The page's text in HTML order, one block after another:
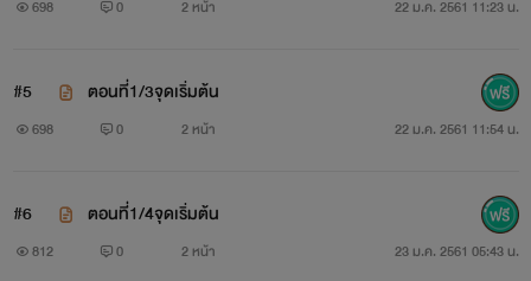
698 0 2 หน้า 22 ม.ค. 2561 11:23 น.
#5 ตอนที่1/3จุดเริ่มต้น
698 0 2 หน้า 22 ม.ค. 2561 11:54 น.
#6 ตอนที่1/4จุดเริ่มต้น
812 0 2 หน้า 23 ม.ค. 2561 05:43 น.